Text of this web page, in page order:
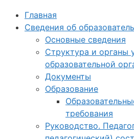
Главная
Сведения об
Основные сведения
Структура и органы
образовательной
Документы
Образование
требования
Руководство.